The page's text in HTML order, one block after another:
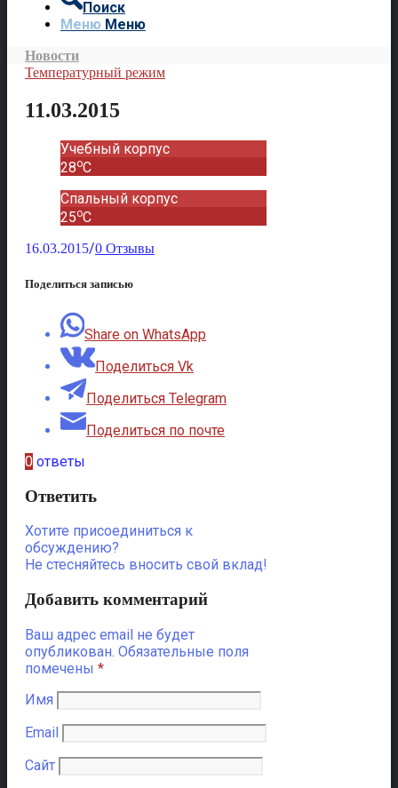
Поиск
Меню Меню
Новости
Температурный режим
11.03.2015
Учебный корпус
28oC
Спальный корпус
25oC
16.03.2015/0 Отзывы
Поделиться записью
Share on WhatsApp
Поделиться Vk
Поделиться Telegram
Поделиться по почте
0 ответы
Ответить
Хотите присоединиться к
обсуждению?
Не стесняйтесь вносить свой вклад!
Добавить комментарий
Ваш адрес email не будет
опубликован. Обязательные поля
помечены *
Имя
Email
Сайт